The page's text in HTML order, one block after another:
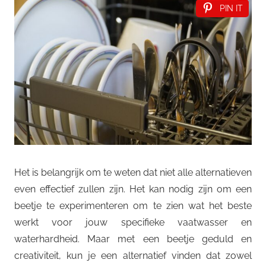
PIN IT
Het is belangrijk om te weten dat niet alle alternatieven
even effectief zullen zijn. Het kan nodig zijn om een
beetje te experimenteren om te zien wat het beste
werkt voor jouw specifieke vaatwasser en
waterhardheid. Maar met een beetje geduld en
creativiteit, kun je een alternatief vinden dat zowel